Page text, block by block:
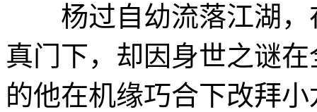
杨过自幼流落江湖，
真门下，却因身世之谜
的他在机缘巧合下改拜